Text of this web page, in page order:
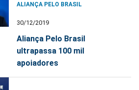
ALIANÇA PELO BRASIL
30/12/2019
Aliança Pelo Brasil
ultrapassa 100 mil
apoiadores